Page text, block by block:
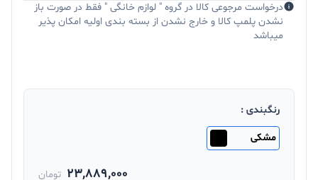
درخواست مرجوعی کالا در گروه " لوازم خانگی " فقط در صورت باز
نشدن پلمپ کالا و خارج نشدن از بسته بندی اولیه امکان پذیر
میباشد
رنگبندی :
مشکی
23,889,000 تومان